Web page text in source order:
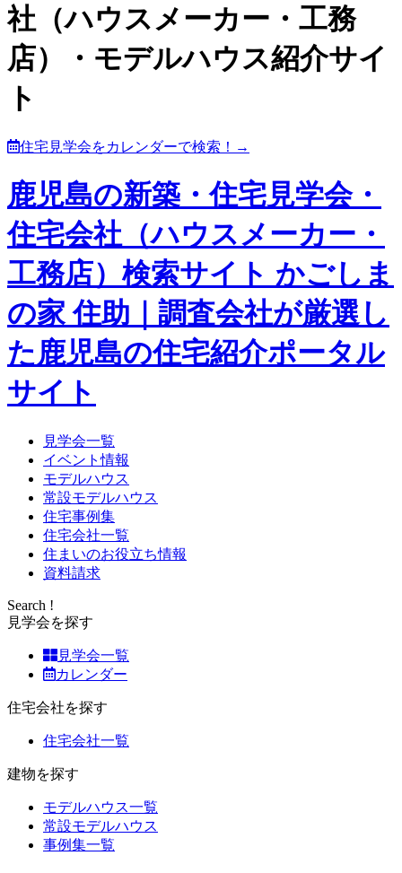
社（ハウスメーカー・工務
店）・モデルハウス紹介サイ
ト
住宅見学会をカレンダーで検索！→
鹿児島の新築・住宅見学会・
住宅会社（ハウスメーカー・
工務店）検索サイト かごしま
の家 住助｜調査会社が厳選し
た鹿児島の住宅紹介ポータル
サイト
見学会一覧
イベント情報
モデルハウス
常設モデルハウス
住宅事例集
住宅会社一覧
住まいのお役立ち情報
資料請求
Search !
見学会を探す
見学会一覧
カレンダー
住宅会社を探す
住宅会社一覧
建物を探す
モデルハウス一覧
常設モデルハウス
事例集一覧